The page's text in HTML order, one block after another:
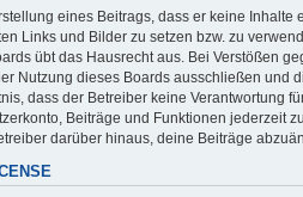
eines Beitrags, dass er keine
Links und Bilder zu setzen bzw. zu
übt das Hausrecht aus. Bei Verstößen
Nutzung dieses Boards ausschließen und
dass der Betreiber keine Verantwortung
Beiträge und Funktionen jederzeit
darüber hinaus, deine Beiträge